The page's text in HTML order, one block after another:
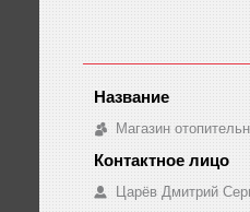
Магазин
Царёв Дмитрий